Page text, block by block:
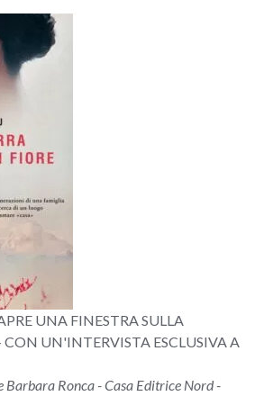
UNA FINESTRA SULLA
CON UN'INTERVISTA ESCLUSIVA A
Barbara Ronca - Casa Editrice Nord -